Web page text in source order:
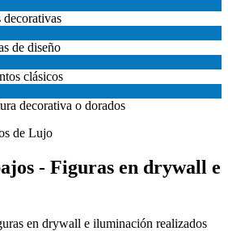
de diseño
clásicos
decorativa o dorados
- Figuras en drywall e
en drywall e iluminación realizados